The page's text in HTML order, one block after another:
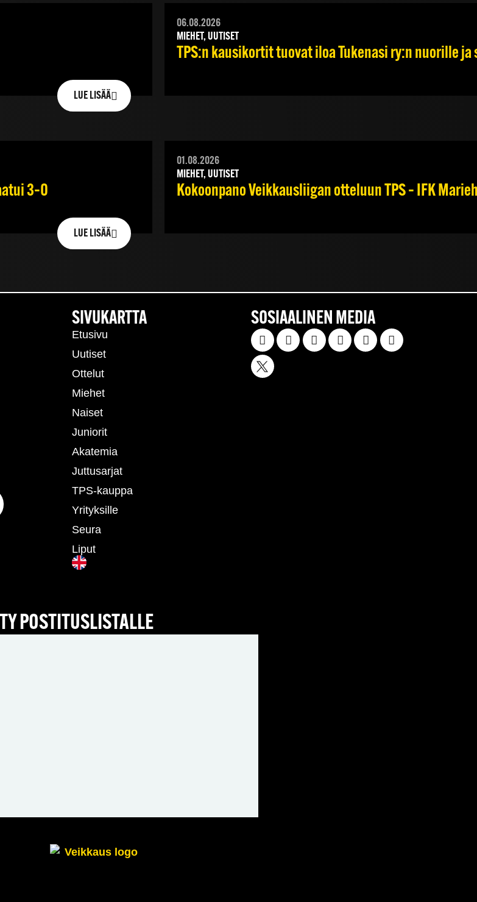
LUE LISÄÄ
06.08.2026
MIEHET, UUTISET
TPS:n kausikortit tuovat iloa Tukenasi ry:n nuorille ja
3–0
LUE LISÄÄ
01.08.2026
MIEHET, UUTISET
Kokoonpano Veikkausliigan otteluun TPS – IFK
SIVUKARTTA
Etusivu
Uutiset
Ottelut
Miehet
Naiset
Juniorit
Akatemia
Juttusarjat
TPS-kauppa
Yrityksille
Seura
Liput
SOSIAALINEN MEDIA
POSTITUSLISTALLE